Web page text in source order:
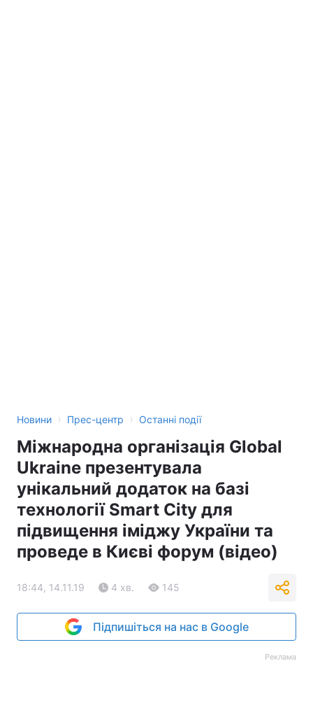
Новини › Прес-центр › Останні події
Міжнародна організація Global
Ukraine презентувала
унікальний додаток на базі
технології Smart City для
підвищення іміджу України та
проведе в Києві форум (відео)
18:44, 14.11.19 4 хв. 145
Підпишіться на нас в Google
Реклама